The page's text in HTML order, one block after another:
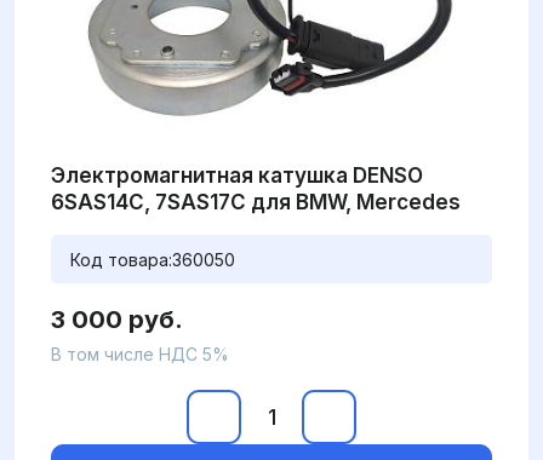
Электромагнитная катушка DENSO
6SAS14C, 7SAS17C для BMW, Mercedes
Код товара:360050
3 000 руб.
В том числе НДС 5%